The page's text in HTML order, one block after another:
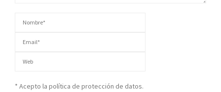
* Acepto la política de protección de datos.